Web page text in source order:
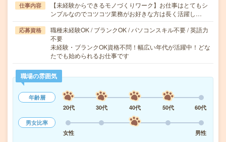
仕事内容
【未経験からできるモノづくりワーク】お仕事はとてもシ
ンプルなのでコツコツ業務がお好きな方は長く活躍し…
応募資格
職種未経験OK / ブランクOK / パソコンスキル不要 / 英語力
不要
未経験・ブランクOK資格不問！幅広い年代が活躍中！どな
たでも始められるお仕事です
職場の雰囲気
年齢層
20代
30代 40代 50代
60代
男女比率
女性
男性